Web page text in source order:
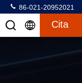
86-021-20952021
Cita